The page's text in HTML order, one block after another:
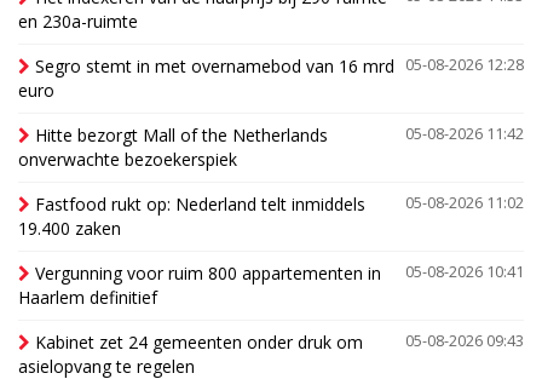
en 230a-ruimte
05-08-2026 12:28
Segro stemt in met overnamebod van 16 mrd
euro
05-08-2026 11:42
Hitte bezorgt Mall of the Netherlands
onverwachte bezoekerspiek
05-08-2026 11:02
Fastfood rukt op: Nederland telt inmiddels
19.400 zaken
05-08-2026 10:41
Vergunning voor ruim 800 appartementen in
Haarlem definitief
05-08-2026 09:43
Kabinet zet 24 gemeenten onder druk om
asielopvang te regelen